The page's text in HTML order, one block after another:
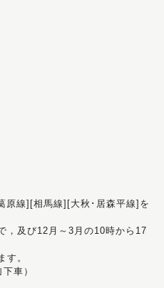
原線][相馬線][大秋･居森平線]を
，及び12月～3月の10時から17
す。
車）